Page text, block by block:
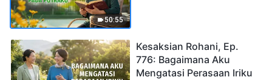
50:55
Kesaksian Rohani, Ep.
776: Bagaimana Aku
Mengatasi Perasaan Iriku